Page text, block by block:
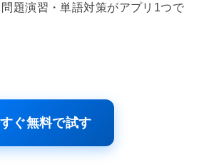
題演習・単語対策がアプリ1つで
ぐ無料で試す